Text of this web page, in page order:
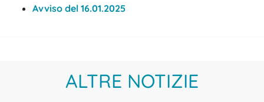
Avviso del 16.01.2025
ALTRE NOTIZIE